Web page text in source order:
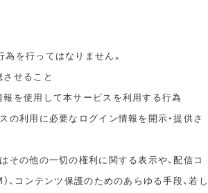
を行ってはなりません。
せること
を使用して本サービスを利用する行為
の利用に必要なログイン情報を開示・提供さ
その他の一切の権利に関する表示や、配信コ
、コンテンツ保護のためのあらゆる手段、若し